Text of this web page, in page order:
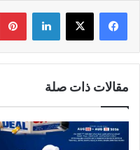
لينكدإن
مقالات ذات صلة